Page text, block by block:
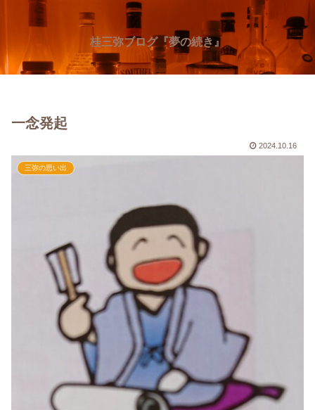
桂三弥ブログ『夢の続き』
一念発起
2024.10.16
三弥の思い出